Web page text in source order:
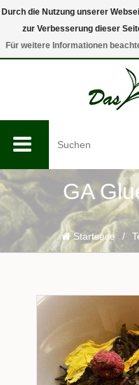
0
GA
Startseite /
Durch die Nutzung unserer
zur Verbesserung dieser
Für weitere Informationen